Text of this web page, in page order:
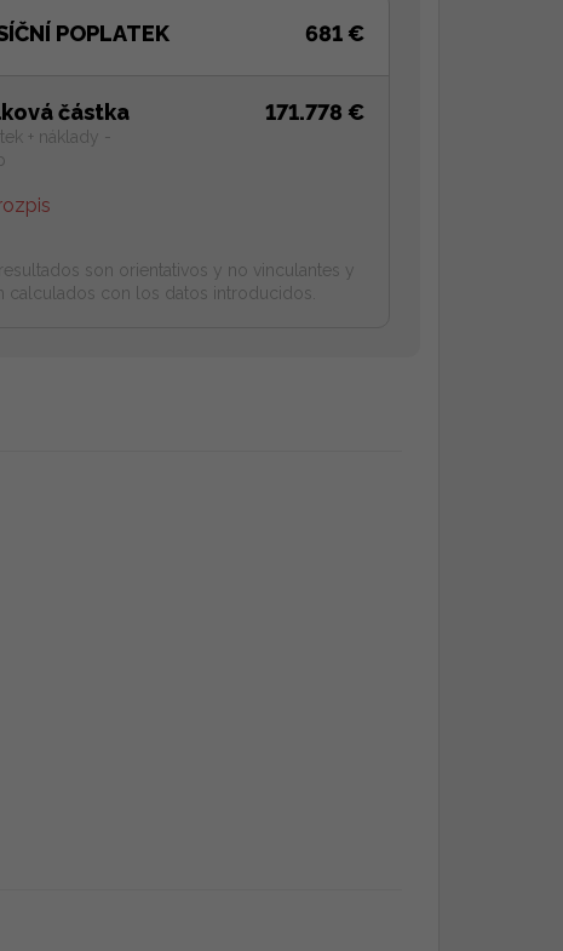
POPLATEK 681 €
částka
+ náklady -
171.778 €
resultados son orientativos y no vinculantes y
calculados con los datos introducidos.